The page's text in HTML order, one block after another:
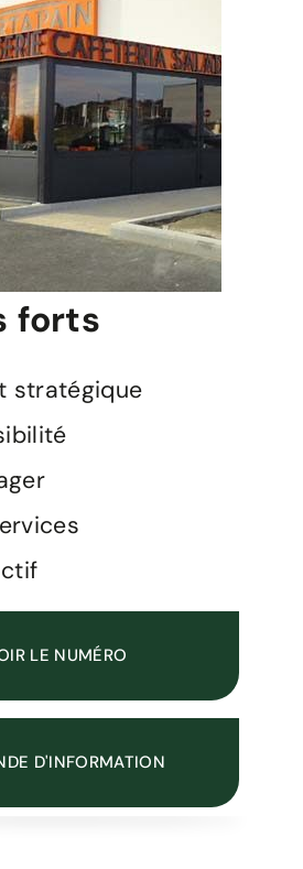
forts
stratégique
LE NUMÉRO
D'INFORMATION